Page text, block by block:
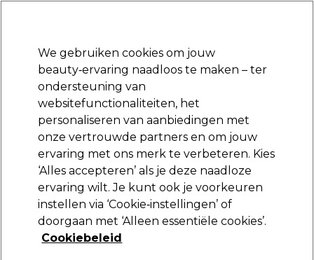
Aanmelden
Merken Deals Haar Elektra
Volgende dag geleverd*
Na verzending, maandag t/m vrijdag
Elchim
Elchim Hot Honey Care Sublime Liss
Treatment Smoothing x12
(0
We gebruiken cookies om jouw
beauty‑ervaring naadloos te maken – ter
ondersteuning van
websitefunctionaliteiten, het
personaliseren van aanbiedingen met
onze vertrouwde partners en om jouw
ervaring met ons merk te verbeteren. Kies
‘Alles accepteren’ als je deze naadloze
ervaring wilt. Je kunt ook je voorkeuren
instellen via ‘Cookie‑instellingen’ of
doorgaan met ‘Alleen essentiële cookies’.
Cookiebeleid